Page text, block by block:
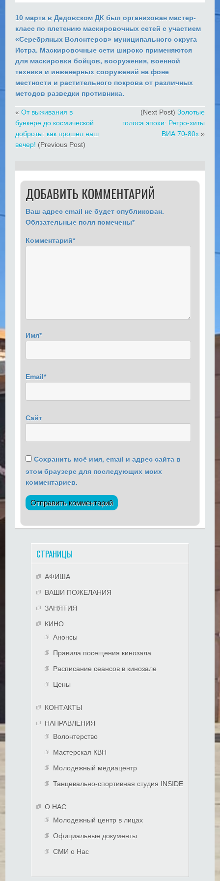
10 марта вДедовском ДК был организован мастер-
класс по плетению маскировочных сетей с участием
«Серебряных Волонтеров» муниципального округа
Истра. Маскировочные сети широко применяются
для маскировки бойцов, вооружения, военной
техники и инженерных сооружений на фоне
местности и растительного покрова от различных
методов разведки противника.
«От выживания в
бункере до космической
доброты: как прошел наш
вечер! (Previous Post)
(Next Post) Золотые
голоса эпохи: Ретро-хиты
ВИА 70-80х»
ДОБАВИТЬ КОММЕНТАРИЙ
Ваш адрес email не будет опубликован.
Обязательные поля помечены*
Комментарий*
Имя*
Email*
Сайт
Сохранить моё имя, email и адрес сайта в
этом браузере для последующих моих
комментариев.
СТРАНИЦЫ
АФИША
ВАШИ ПОЖЕЛАНИЯ
ЗАНЯТИЯ
КИНО
Анонсы
Правила посещения кинозала
Расписание сеансов в кинозале
Цены
КОНТАКТЫ
НАПРАВЛЕНИЯ
Волонтерство
Мастерская КВН
Молодежный медиацентр
Танцевально-спортивная студия INSIDE
О НАС
Молодежный центр в лицах
Официальные документы
СМИ о Нас